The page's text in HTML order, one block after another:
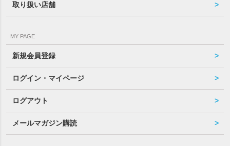
取り扱い店舗
MY PAGE
新規会員登録
ログイン・マイページ
ログアウト
メールマガジン購読